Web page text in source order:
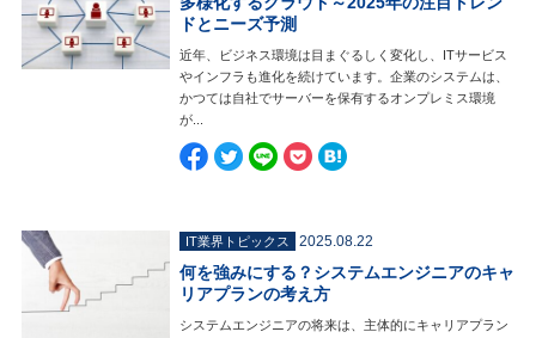
ドとニーズ予測
近年、ビジネス環境は目まぐるしく変化し、ITサービス
やインフラも進化を続けています。企業のシステムは、
かつては自社でサーバーを保有するオンプレミス環境
が...
IT業界トピックス 2025.08.22
何を強みにする？システムエンジニアのキャ
リアプランの考え方
システムエンジニアの将来は、主体的にキャリアプラン